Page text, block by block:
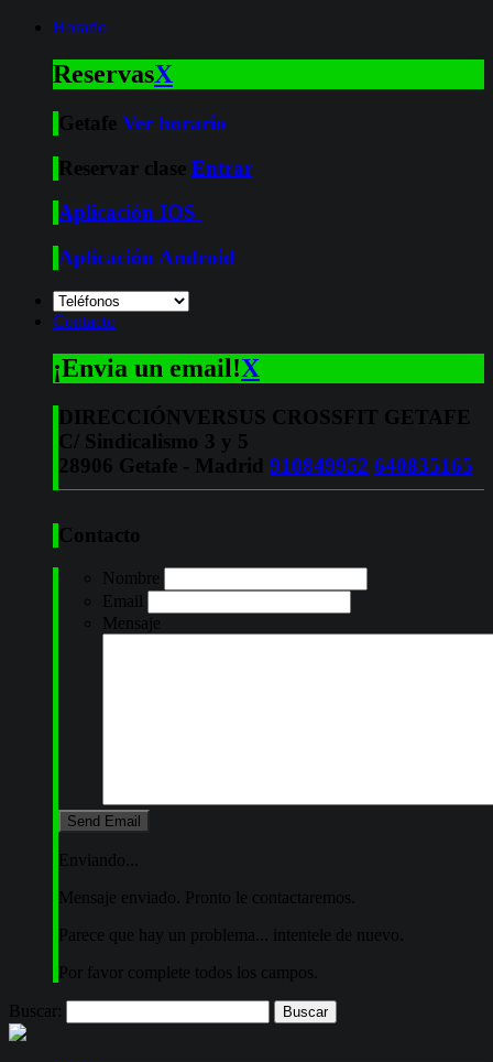
Horario
ReservasX
Getafe Ver horario
Reservar clase Entrar
Aplicación IOS
Aplicación Android
Contacto
¡Envia un email!X
DIRECCIÓNVERSUS CROSSFIT GETAFE
C/ Sindicalismo 3 y 5
28906 Getafe - Madrid 910849952 640835165
Contacto
Nombre
Email
Mensaje
Enviando...
Mensaje enviado. Pronto le contactaremos.
Parece que hay un problema... intentele de nuevo.
Por favor complete todos los campos.
Buscar: